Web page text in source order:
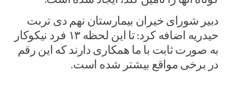
دبیر شورای خیران بیمارستان نهم دی تربت
حیدریه اضافه کرد: تا این لحظه ۱۳ فرد نیکوکار
به صورت ثابت با ما همکاری دارند که این رقم
در برخی مواقع بیشتر شده‌ ‎است.